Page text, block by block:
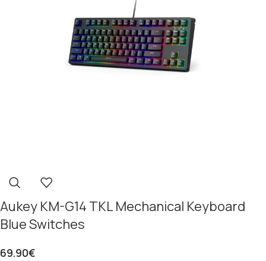
Aukey KM-G14 TKL Mechanical Keyboard
Blue Switches
69.90€